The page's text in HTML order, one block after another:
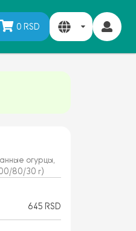
0 RSD
огурцы,
80/30 г)
645 RSD